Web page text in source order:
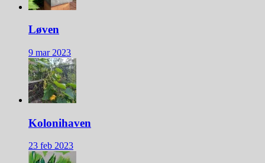
Løven
9 mar 2023
Kolonihaven
23 feb 2023